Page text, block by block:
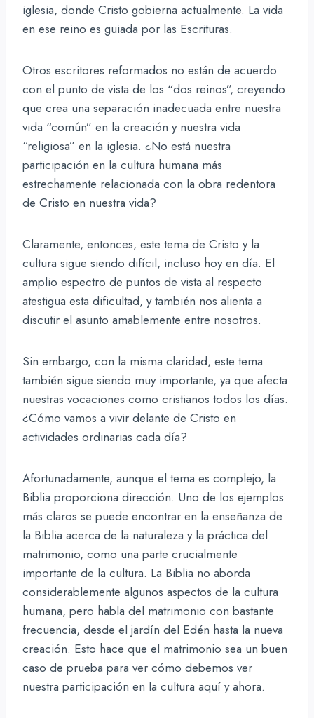
iglesia, donde Cristo gobierna actualmente. La vida
en ese reino es guiada por las Escrituras.
Otros escritores reformados no están de acuerdo
con el punto de vista de los “dos reinos”, creyendo
que crea una separación inadecuada entre nuestra
vida “común” en la creación y nuestra vida
“religiosa” en la iglesia. ¿No está nuestra
participación en la cultura humana más
estrechamente relacionada con la obra redentora
de Cristo en nuestra vida?
Claramente, entonces, este tema de Cristo y la
cultura sigue siendo difícil, incluso hoy en día. El
amplio espectro de puntos de vista al respecto
atestigua esta dificultad, y también nos alienta a
discutir el asunto amablemente entre nosotros.
Sin embargo, con la misma claridad, este tema
también sigue siendo muy importante, ya que afecta
nuestras vocaciones como cristianos todos los días.
¿Cómo vamos a vivir delante de Cristo en
actividades ordinarias cada día?
Afortunadamente, aunque el tema es complejo, la
Biblia proporciona dirección. Uno de los ejemplos
más claros se puede encontrar en la enseñanza de
la Biblia acerca de la naturaleza y la práctica del
matrimonio, como una parte crucialmente
importante de la cultura. La Biblia no aborda
considerablemente algunos aspectos de la cultura
humana, pero habla del matrimonio con bastante
frecuencia, desde el jardín del Edén hasta la nueva
creación. Esto hace que el matrimonio sea un buen
caso de prueba para ver cómo debemos ver
nuestra participación en la cultura aquí y ahora.